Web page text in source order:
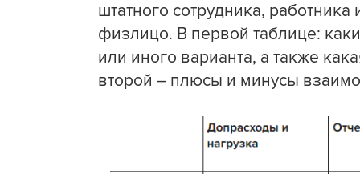
штатного сотрудника,
физлицо. В первой таблице:
или иного варианта, а также
второй – плюсы и минусы